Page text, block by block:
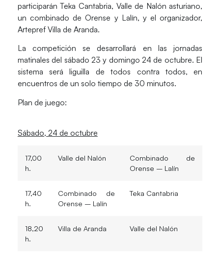
participarán Teka Cantabria, Valle de Nalón asturiano,
un combinado de Orense y Lalín, y el organizador,
Artepref Villa de Aranda.
La competición se desarrollará en las jornadas
matinales del sábado 23 y domingo 24 de octubre. El
sistema será liguilla de todos contra todos, en
encuentros de un solo tiempo de 30 minutos.
Plan de juego:
Sábado, 24 de octubre
17,00
h.
Valle del Nalón
Combinado de
Orense – Lalín
17,40
h.
Combinado de
Orense – Lalín
Teka Cantabria
18,20
h.
Villa de Aranda Valle del Nalón